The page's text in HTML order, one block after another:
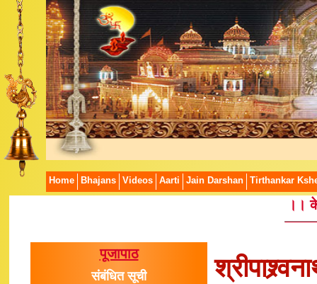
Home Bhajans Videos Aarti Jain Darshan Tirthankar
।।
पूजापाठ
संबंधित सूची